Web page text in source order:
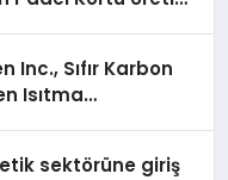
Inc., Sıfır Karbon
Isıtma
sektörüne giriş